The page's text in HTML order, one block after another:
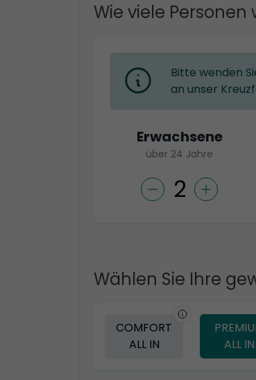
Wie viele
Bitte wenden
an unser
Erwachsene
über 24 Jahre
Wählen Sie Ihre
COMFORT
ALL IN
ALL IN